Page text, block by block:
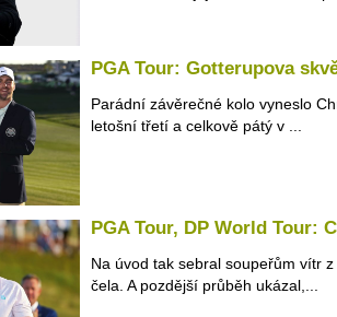
PGA Tour: Gotterupova
Parádní závěrečné kolo vyneslo
letošní třetí a celkově pátý v ...
PGA Tour, DP World Tour:
Na úvod tak sebral soupeřům vítr
čela. A pozdější průběh ukázal,...